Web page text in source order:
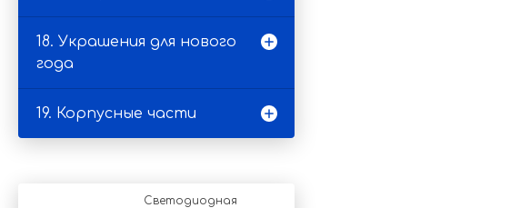
18. Украшения для нового
года
19. Корпусные части
Светодиодная